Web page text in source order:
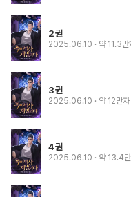
2권
2025.06.10 · 약 11.3만
3권
2025.06.10 · 약 12만자
4권
2025.06.10 · 약 13.4